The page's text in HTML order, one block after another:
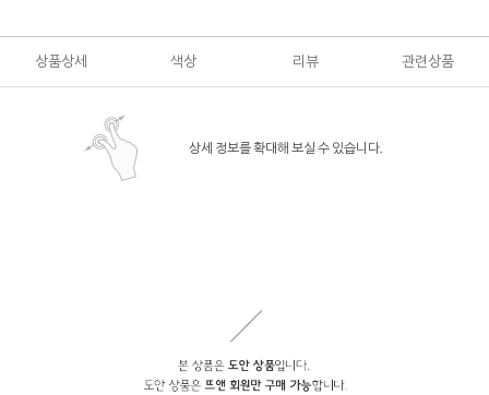
상품상세 색상 리뷰 관련상품
상세 정보를 확대해 보실 수 있습니다.